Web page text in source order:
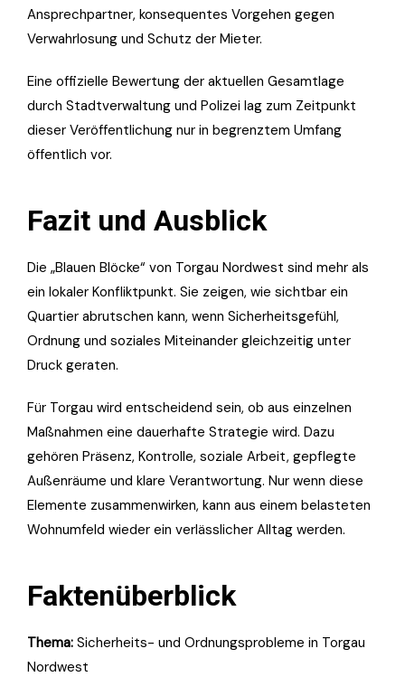
Ansprechpartner, konsequentes Vorgehen gegen
Verwahrlosung und Schutz der Mieter.
Eine offizielle Bewertung der aktuellen Gesamtlage
durch Stadtverwaltung und Polizei lag zum Zeitpunkt
dieser Veröffentlichung nur in begrenztem Umfang
öffentlich vor.
Fazit und Ausblick
Die „Blauen Blöcke“ von Torgau Nordwest sind mehr als
ein lokaler Konfliktpunkt. Sie zeigen, wie sichtbar ein
Quartier abrutschen kann, wenn Sicherheitsgefühl,
Ordnung und soziales Miteinander gleichzeitig unter
Druck geraten.
Für Torgau wird entscheidend sein, ob aus einzelnen
Maßnahmen eine dauerhafte Strategie wird. Dazu
gehören Präsenz, Kontrolle, soziale Arbeit, gepflegte
Außenräume und klare Verantwortung. Nur wenn diese
Elemente zusammenwirken, kann aus einem belasteten
Wohnumfeld wieder ein verlässlicher Alltag werden.
Faktenüberblick
Thema: Sicherheits- und Ordnungsprobleme in Torgau
Nordwest